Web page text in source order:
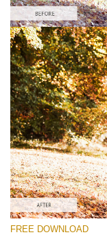
Lightroom Fall
Vintage Love
(60 Lr Presets)
Wedding
(400 Lr Presets)
Entire Collection
(2067 Lr Presets)
FREE DOWNLOAD